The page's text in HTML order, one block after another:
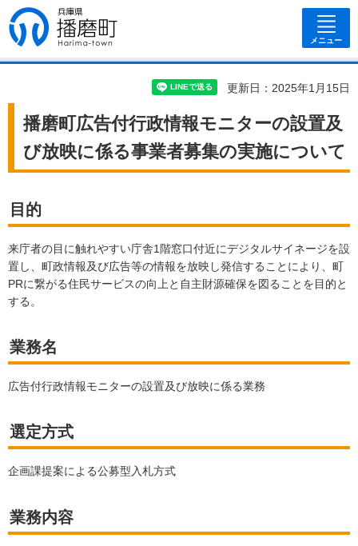
兵庫県 播磨
町
メニュー
更新日：2025年1月15日
播磨町広告付行政情報モニターの設置及
び放映に係る事業者募集の実施について
目的
来庁者の目に触れやすい庁舎1階窓口付近にデジタルサイネージを設
置し、町政情報及び広告等の情報を放映し発信することにより、町
PRに繋がる住民サービスの向上と自主財源確保を図ることを目的と
する。
業務名
広告付行政情報モニターの設置及び放映に係る業務
選定方式
企画課提案による公募型入札方式
業務内容